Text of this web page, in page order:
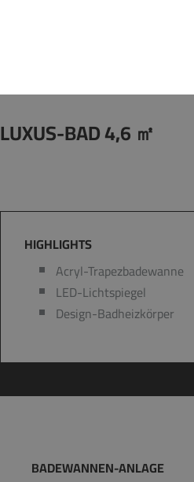
LUXUS-BAD 4,6 ㎡
HIGHLIGHTS
Acryl-Trapezbadewanne
LED-Lichtspiegel
Design-Badheizkörper
BADEWANNEN-ANLAGE